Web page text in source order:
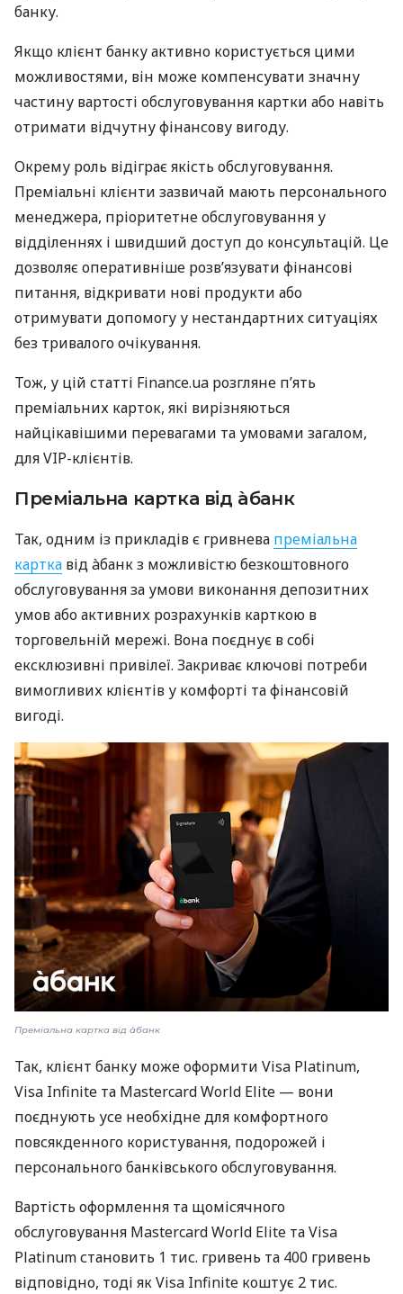
банку.
Якщо клієнт банку активно користується цими
можливостями, він може компенсувати значну
частину вартості обслуговування картки або навіть
отримати відчутну фінансову вигоду.
Окрему роль відіграє якість обслуговування.
Преміальні клієнти зазвичай мають персонального
менеджера, пріоритетне обслуговування у
відділеннях і швидший доступ до консультацій. Це
дозволяє оперативніше розв’язувати фінансові
питання, відкривати нові продукти або
отримувати допомогу у нестандартних ситуаціях
без тривалого очікування.
Тож, у цій статті Finance.ua розгляне п’ять
преміальних карток, які вирізняються
найцікавішими перевагами та умовами загалом,
для VIP-клієнтів.
Преміальна картка від àбанк
Так, одним із прикладів є гривнева преміальна
картка від àбанк з можливістю безкоштовного
обслуговування за умови виконання депозитних
умов або активних розрахунків карткою в
торговельній мережі. Вона поєднує в собі
ексклюзивні привілеї. Закриває ключові потреби
вимогливих клієнтів у комфорті та фінансовій
вигоді.
Преміальна картка від àбанк
Так, клієнт банку може оформити Visa Platinum,
Visa Infinite та Mastercard World Elite — вони
поєднують усе необхідне для комфортного
повсякденного користування, подорожей і
персонального банківського обслуговування.
Вартість оформлення та щомісячного
обслуговування Mastercard World Elite та Visa
Platinum становить 1 тис. гривень та 400 гривень
відповідно, тоді як Visa Infinite коштує 2 тис.